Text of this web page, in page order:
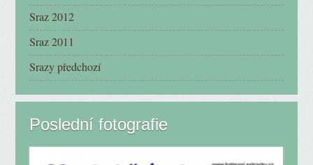
Sraz 2012
Sraz 2011
Srazy předchozí
Poslední fotografie